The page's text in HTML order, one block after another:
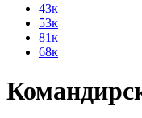
43к
53к
81к
68к